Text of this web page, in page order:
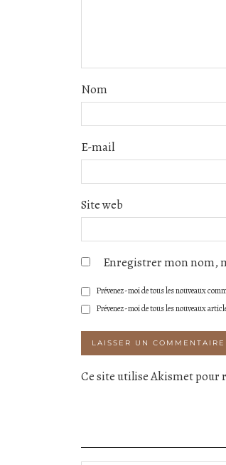
Nom
E-mail
Site web
Enregistrer mon nom,
Prévenez-moi de tous les nouveaux
Prévenez-moi de tous les nouveaux
Ce site utilise Akismet pour